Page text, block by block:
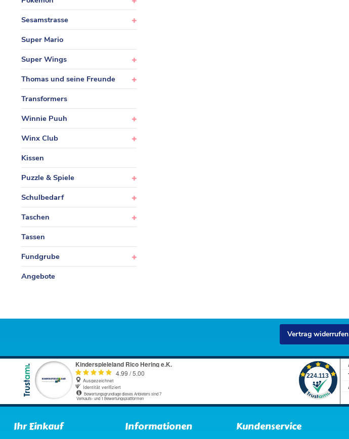
Sesamstrasse
Super Mario
Super Wings
Thomas und seine Freunde
Transformers
Winnie Puuh
Winx Club
Kissen
Puzzle & Spiele
Schulbedarf
Taschen
Tassen
Fundgrube
Angebote
Vertrag widerrufen
Ihr Einkauf Informationen Kundenservice